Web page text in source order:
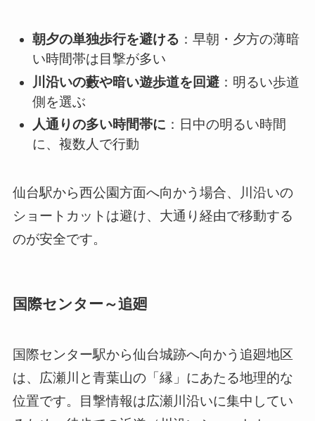
朝夕の単独歩行を避ける ：早朝・夕方の薄暗
い時間帯は目撃が多い
川沿いの藪や暗い遊歩道を回避 ：明るい歩道
側を選ぶ
人通りの多い時間帯に ：日中の明るい時間
に、複数人で行動
仙台駅から西公園方面へ向かう場合、川沿いの
ショートカットは避け、大通り経由で移動する
のが安全です。
国際センター～追廻
国際センター駅から仙台城跡へ向かう追廻地区
は、広瀬川と青葉山の「縁」にあたる地理的な
位置です。目撃情報は広瀬川沿いに集中してい